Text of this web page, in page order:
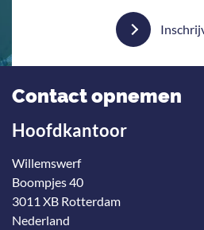
Contact opnemen
Hoofdkantoor
Willemswerf
Boompjes 40
3011 XB Rotterdam
Nederland